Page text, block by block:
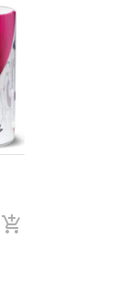
add_shopping_cart